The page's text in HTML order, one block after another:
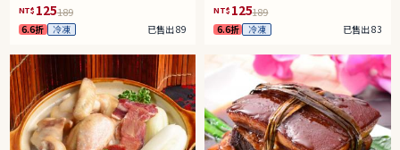
NT$ 125189
6.6折 冷凍 已售出 89
NT$ 125189
6.6折 冷凍 已售出 83